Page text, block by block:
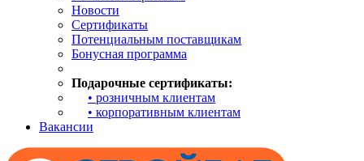
Новости
Сертификаты
Потенциальным поставщикам
Бонусная программа
Подарочные сертификаты:
• розничным клиентам
• корпоративным клиентам
Вакансии